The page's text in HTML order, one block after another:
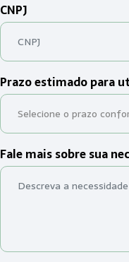
CNPJ
Prazo estimado para
Fale mais sobre sua